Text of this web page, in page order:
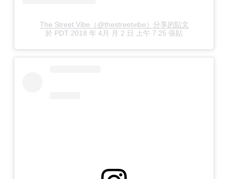
The Street Vibe（@thestreetvibe）分享的貼文
於 PDT 2018 年 4月 月 2 日 上午 7:25 張貼